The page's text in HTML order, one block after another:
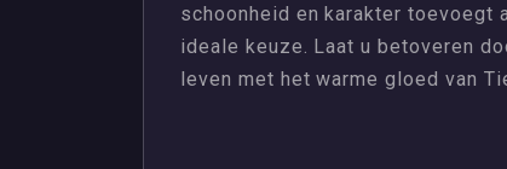
schoonheid en karakter toevoegt
ideale keuze. Laat u betoveren
leven met het warme gloed van